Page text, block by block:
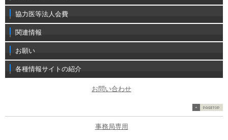
協力医等法人会費
関連情報
お願い
各種情報サイトの紹介
お問い合わせ
事務局専用